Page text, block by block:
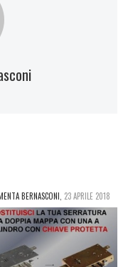
BERNASCONI, 23 APRILE 2018